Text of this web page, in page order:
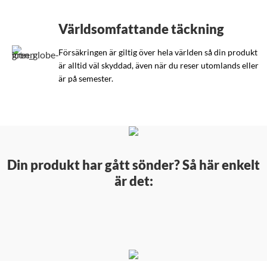
Världsomfattande täckning
Försäkringen är giltig över hela världen så din produkt
är alltid väl skyddad, även när du reser utomlands eller
är på semester.
Din produkt har gått sönder? Så här enkelt
är det: